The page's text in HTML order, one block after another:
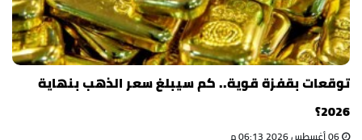
توقعات بقفزة قوية.. كم سيبلغ سعر الذهب بنهاية
2026؟